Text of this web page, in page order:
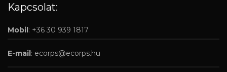
Kapcsolat:
Mobil: +36 30 939 1817
E-mail: ecorps@ecorps.hu